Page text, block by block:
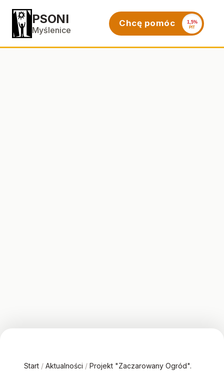
PSONI
Myślenice
Chcę pomóc 1,5%
PIT
Start / Aktualności / Projekt "Zaczarowany Ogród".